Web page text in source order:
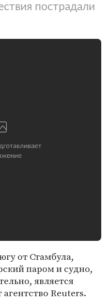
пострадали
от Стамбула,
паром и судно,
является
Reuters.